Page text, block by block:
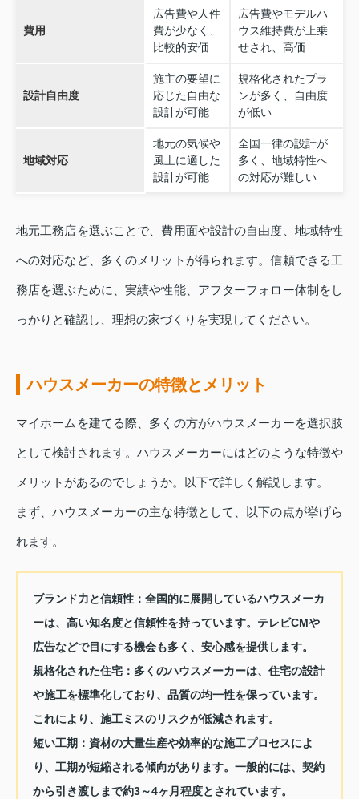
費用
広告費や人件
費が少なく、
比較的安価
広告費やモデルハ
ウス維持費が上乗
せされ、高価
設計自由度
施主の要望に
応じた自由な
設計が可能
規格化されたプラ
ンが多く、自由度
が低い
地域対応
地元の気候や
風土に適した
設計が可能
全国一律の設計が
多く、地域特性へ
の対応が難しい
地元工務店を選ぶことで、費用面や設計の自由度、地域特性
への対応など、多くのメリットが得られます。信頼できる工
務店を選ぶために、実績や性能、アフターフォロー体制をし
っかりと確認し、理想の家づくりを実現してください。
ハウスメーカーの特徴とメリット
マイホームを建てる際、多くの方がハウスメーカーを選択肢
として検討されます。ハウスメーカーにはどのような特徴や
メリットがあるのでしょうか。以下で詳しく解説します。
まず、ハウスメーカーの主な特徴として、以下の点が挙げら
れます。
ブランド力と信頼性：全国的に展開しているハウスメーカ
ーは、高い知名度と信頼性を持っています。テレビCMや
広告などで目にする機会も多く、安心感を提供します。
規格化された住宅：多くのハウスメーカーは、住宅の設計
や施工を標準化しており、品質の均一性を保っています。
これにより、施工ミスのリスクが低減されます。
短い工期 ：資材の大量生産や効率的な施工プロセスによ
り、工期が短縮される傾向があります。一般的には、契約
から引き渡しまで約3～4ヶ月程度とされています。